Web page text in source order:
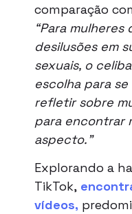
comparação
“Para
desilusões em
sexuais, o
escolha para
refletir sobre
para encontrar
aspecto.”
Explorando a
TikTok,
vídeos,